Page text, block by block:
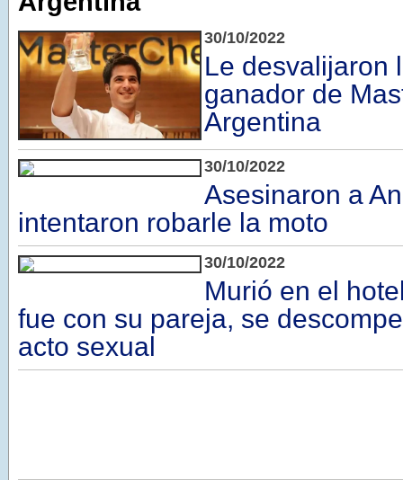
30/10/2022
Le desvalijaron
ganador de
Argentina
30/10/2022
Asesinaron a
intentaron robarle la moto
30/10/2022
Murió en el
fue con su pareja, se
acto sexual